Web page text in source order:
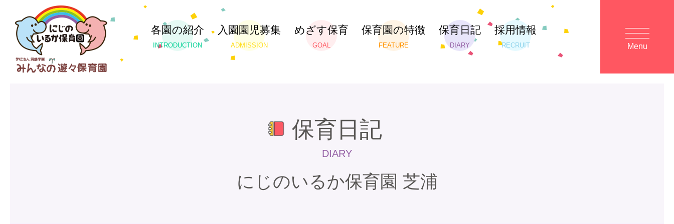
各園の紹介
INTRODUCTION
入園園児募集
ADMISSION
めざす保育
GOAL
保育園の特徴
FEATURE
保育日記
DIARY
採用情報
RECRUIT Menu
保育日記
DIARY
にじのいるか保育園 芝浦